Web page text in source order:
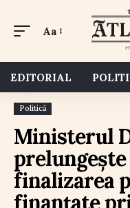
Aa
EDITORIAL
Politică
Ministerul
finalizarea
finanțate